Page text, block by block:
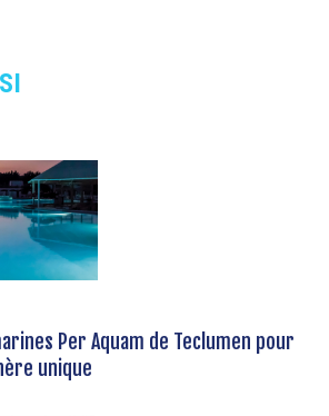
Per Aquam de Teclumen pour
unique